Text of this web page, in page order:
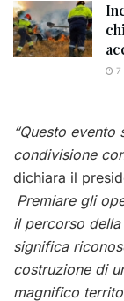
7
“Questo
condivisione
dichiara il
Premiare gli
il percorso della
significa
costruzione di
magnifico